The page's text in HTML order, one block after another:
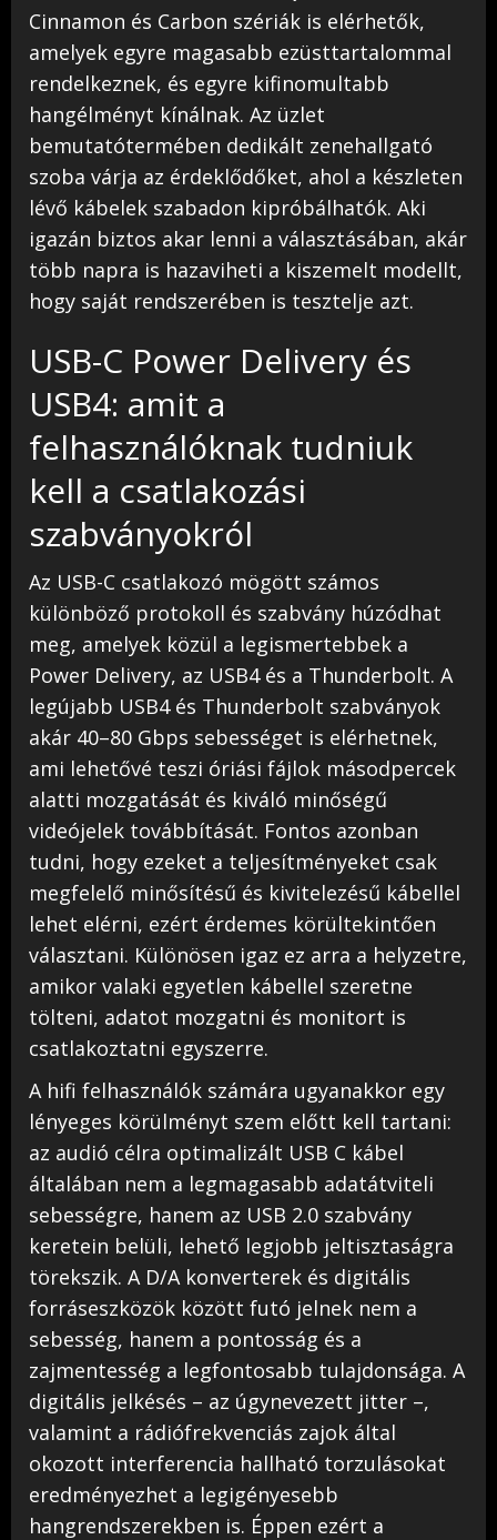
Cinnamon és Carbon szériák is elérhetők,
amelyek egyre magasabb ezüsttartalommal
rendelkeznek, és egyre kifinomultabb
hangélményt kínálnak. Az üzlet
bemutatótermében dedikált zenehallgató
szoba várja az érdeklődőket, ahol a készleten
lévő kábelek szabadon kipróbálhatók. Aki
igazán biztos akar lenni a választásában, akár
több napra is hazaviheti a kiszemelt modellt,
hogy saját rendszerében is tesztelje azt.
USB-C Power Delivery és
USB4: amit a
felhasználóknak tudniuk
kell a csatlakozási
szabványokról
Az USB-C csatlakozó mögött számos
különböző protokoll és szabvány húzódhat
meg, amelyek közül a legismertebbek a
Power Delivery, az USB4 és a Thunderbolt. A
legújabb USB4 és Thunderbolt szabványok
akár 40–80 Gbps sebességet is elérhetnek,
ami lehetővé teszi óriási fájlok másodpercek
alatti mozgatását és kiváló minőségű
videójelek továbbítását. Fontos azonban
tudni, hogy ezeket a teljesítményeket csak
megfelelő minősítésű és kivitelezésű kábellel
lehet elérni, ezért érdemes körültekintően
választani. Különösen igaz ez arra a helyzetre,
amikor valaki egyetlen kábellel szeretne
tölteni, adatot mozgatni és monitort is
csatlakoztatni egyszerre.
A hifi felhasználók számára ugyanakkor egy
lényeges körülményt szem előtt kell tartani:
az audió célra optimalizált USB C kábel
általában nem a legmagasabb adatátviteli
sebességre, hanem az USB 2.0 szabvány
keretein belüli, lehető legjobb jeltisztaságra
törekszik. A D/A konverterek és digitális
forráseszközök között futó jelnek nem a
sebesség, hanem a pontosság és a
zajmentesség a legfontosabb tulajdonsága. A
digitális jelkésés – az úgynevezett jitter –,
valamint a rádiófrekvenciás zajok által
okozott interferencia hallható torzulásokat
eredményezhet a legigényesebb
hangrendszerekben is. Éppen ezért a